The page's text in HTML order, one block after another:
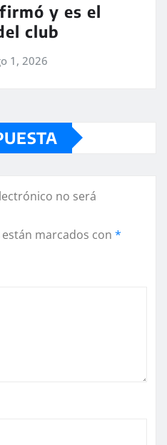
y es el
club
1, 2026
no será
marcados con *